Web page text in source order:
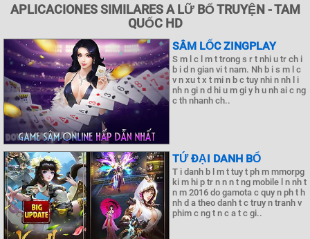
APLICACIONES SIMILARES A LỮ BỐ TRUYỆN - TAM
QUỐC HD
SÂM LỐC ZINGPLAY
S m l c l m t trong s r t nhi u tr ch i
b i d n gian vi t nam. Nh b i s m l c
v n xu t x t mi n b c tuy nhi n nh l i
nh n gi n d hi u m gi y h u nh ai c ng
c th nhanh ch..
TỨ ĐẠI DANH BỔ
T i danh b l m t tuy t ph m mmorpg
ki m hi p tr n n n t ng mobile l n nh t
n m 2016 do gamota c quy n ph t h
nh d a theo danh t c truy n tranh v
phim c ng t n c a t c gi..